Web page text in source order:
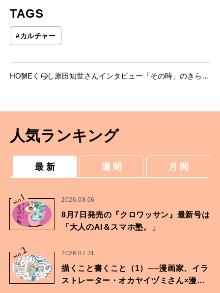
TAGS
#カルチャー
HOME くらし原田知世さんインタビュー 「その時」のきらめ
人気ランキング
最 新 週 間 月 間
No.
1 2026.08.06
8月7日発売の『クロワッサン』最新号は
「大人のAI＆スマホ塾。」
No.2 2026.07.31
描くこと書くこと（1）──漫画家、イラ
ストレーター・オカヤイヅミさん×漫画